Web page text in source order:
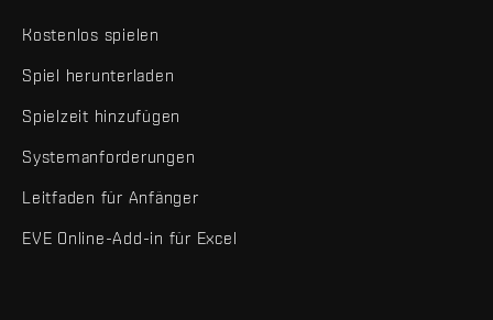
Kostenlos spielen
Spiel herunterladen
Spielzeit hinzufügen
Systemanforderungen
Leitfaden für Anfänger
EVE Online-Add-in für Excel